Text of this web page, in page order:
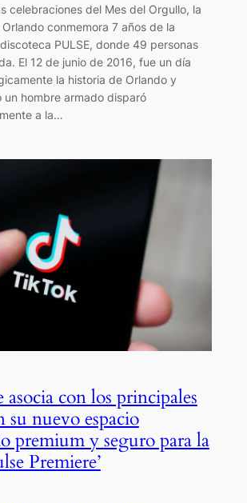
celebraciones del Mes del Orgullo, la
conmemora 7 años de la
PULSE, donde 49 personas
El 12 de junio de 2016, fue un día
la historia de Orlando y
un hombre armado disparó
a la…
con los principales
su nuevo espacio
premium y seguro para la
Premiere’